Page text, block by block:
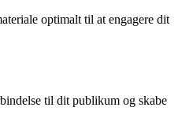
optimalt til at engagere dit
til dit publikum og skabe